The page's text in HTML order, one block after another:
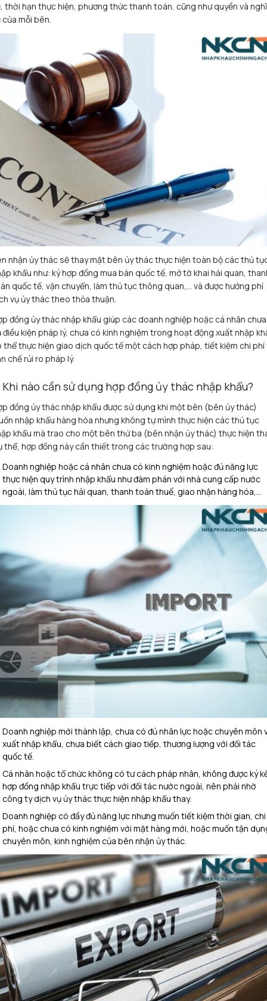
thời hạn thực hiện, phương thức thanh toán, cũng như quyền và
của mỗi bên.
nhận ủy thác sẽ thay mặt bên ủy thác thực hiện toàn bộ các thủ
khẩu như: ký hợp đồng mua bán quốc tế, mở tờ khai hải quan,
quốc tế, vận chuyển, làm thủ tục thông quan,… và được hưởng phí
vụ ủy thác theo thỏa thuận.
đồng ủy thác nhập khẩu giúp các doanh nghiệp hoặc cá nhân chưa
điều kiện pháp lý, chưa có kinh nghiệm trong hoạt động xuất nhập
thể thực hiện giao dịch quốc tế một cách hợp pháp, tiết kiệm chi phí
chế rủi ro pháp lý.
Khi nào cần sử dụng hợp đồng ủy thác nhập khẩu?
đồng ủy thác nhập khẩu được sử dụng khi một bên (bên ủy thác)
nhập khẩu hàng hóa nhưng không tự mình thực hiện các thủ tục
khẩu mà trao cho một bên thứ ba (bên nhận ủy thác) thực hiện
thể, hợp đồng này cần thiết trong các trường hợp sau:
Doanh nghiệp hoặc cá nhân chưa có kinh nghiệm hoặc đủ năng lực
thực hiện quy trình nhập khẩu như đàm phán với nhà cung cấp nước
ngoài, làm thủ tục hải quan, thanh toán thuế, giao nhận hàng hóa,…
Doanh nghiệp mới thành lập, chưa có đủ nhân lực hoặc chuyên môn
xuất nhập khẩu, chưa biết cách giao tiếp, thương lượng với đối tác
quốc tế.
Cá nhân hoặc tổ chức không có tư cách pháp nhân, không được ký
hợp đồng nhập khẩu trực tiếp với đối tác nước ngoài, nên phải nhờ
công ty dịch vụ ủy thác thực hiện nhập khẩu thay.
Doanh nghiệp có đầy đủ năng lực nhưng muốn tiết kiệm thời gian, chi
phí, hoặc chưa có kinh nghiệm với mặt hàng mới, hoặc muốn tận
chuyên môn, kinh nghiệm của bên nhận ủy thác.